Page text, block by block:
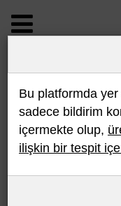
BİLDİRİM
Son 10 Bildirim
Bu platformda
sadece bildirim
içermekte olup,
ilişkin bir tespit